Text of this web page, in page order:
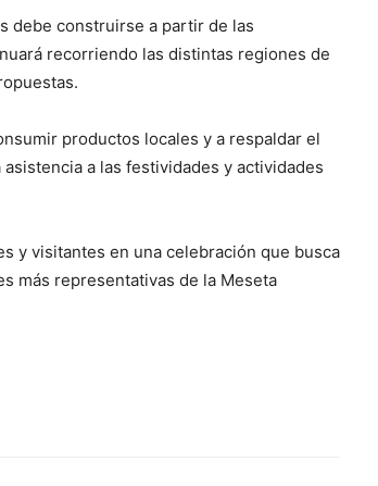
debe construirse a partir de las
recorriendo las distintas regiones de
productos locales y a respaldar el
a las festividades y actividades
y visitantes en una celebración que busca
más representativas de la Meseta